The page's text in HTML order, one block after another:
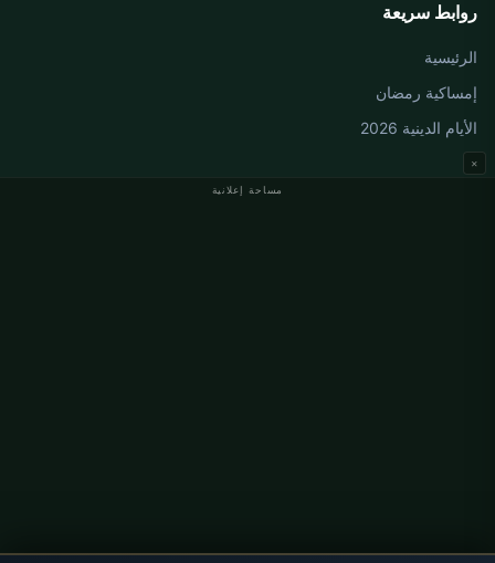
مساحة إعلانية
×
روابط سريعة
الرئيسية
إمساكية رمضان
الأيام الدينية 2026